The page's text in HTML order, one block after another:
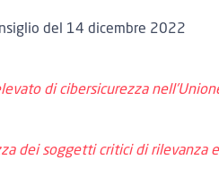
del 14 dicembre 2022
di cibersicurezza
dei soggetti critici di rilevanza